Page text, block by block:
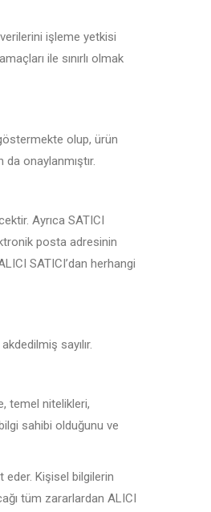
işleme yetkisi
ile sınırlı olmak
olup, ürün
onaylanmıştır.
Ayrıca SATICI
posta adresinin
SATICI’dan herhangi
sayılır.
temel nitelikleri,
sahibi olduğunu ve
Kişisel bilgilerin
tüm zararlardan ALICI